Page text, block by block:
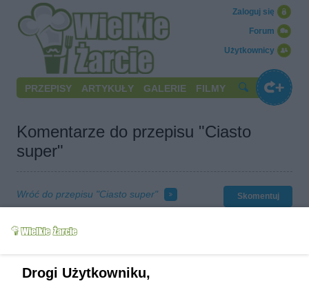
Użytkownicy
Forum
Zaloguj się
PRZEPISY ARTYKUŁY GALERIE FILMY
Komentarze do przepisu "Ciasto
super"
Skomentuj
Wróć do przepisu "Ciasto super"
gonia (2007-12-23 14:19)
(2007-12-27 13:05)
Drogi Użytkowniku,